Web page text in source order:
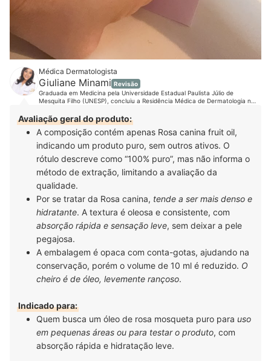
Médica Dermatologista
Giuliane Minami Revisão
Graduada em Medicina pela Universidade Estadual Paulista Júlio de
Mesquita Filho (UNESP), concluiu a Residência Médica de Dermatologia na
Sociedade Brasileira de Dermatologia (SBD). É mestra, também pela UNESP,
na área de Tricologia. Como sempre acreditou na importância do cabelo na
identidade e na autoestima das pessoas, principalmente, das mulheres, sua
formação na área clínica, cirúrgica e estética, a médica está em busca
constante por conhecimento e atualizações em congressos e cursos.
Acompanhe a Dra. Giuliane no Instagram, Youtube, Facebook, LinkedIn e
em seu site.
Avaliação geral do produto:
A composição contém apenas Rosa canina fruit oil,
indicando um produto puro, sem outros ativos. O
rótulo descreve como “100% puro”, mas não informa o
método de extração, limitando a avaliação da
qualidade.
Por se tratar da Rosa canina, tende a ser mais denso e
hidratante. A textura é oleosa e consistente, com
absorção rápida e sensação leve, sem deixar a pele
pegajosa.
A embalagem é opaca com conta-gotas, ajudando na
conservação, porém o volume de 10 ml é reduzido. O
cheiro é de óleo, levemente rançoso.
Indicado para:
Quem busca um óleo de rosa mosqueta puro para uso
em pequenas áreas ou para testar o produto, com
absorção rápida e hidratação leve.